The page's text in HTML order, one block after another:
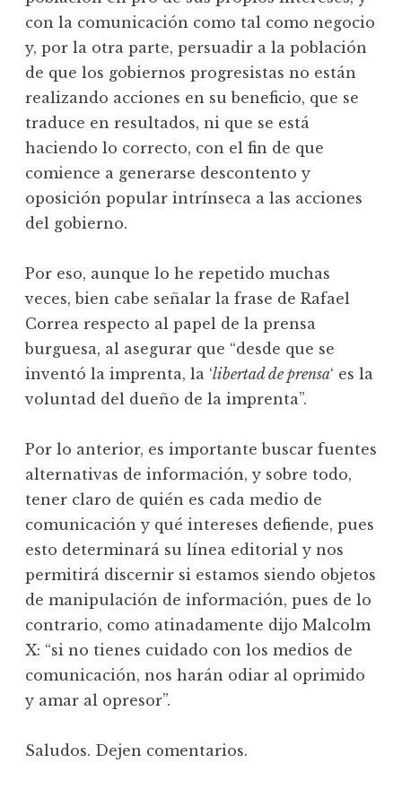
con la comunicación como tal como negocio
y, por la otra parte, persuadir a la población
de que los gobiernos progresistas no están
realizando acciones en su beneficio, que se
traduce en resultados, ni que se está
haciendo lo correcto, con el fin de que
comience a generarse descontento y
oposición popular intrínseca a las acciones
del gobierno.
Por eso, aunque lo he repetido muchas
veces, bien cabe señalar la frase de Rafael
Correa respecto al papel de la prensa
burguesa, al asegurar que “desde que se
inventó la imprenta, la ‘libertad de prensa‘ es la
voluntad del dueño de la imprenta”.
Por lo anterior, es importante buscar fuentes
alternativas de información, y sobre todo,
tener claro de quién es cada medio de
comunicación y qué intereses defiende, pues
esto determinará su línea editorial y nos
permitirá discernir si estamos siendo objetos
de manipulación de información, pues de lo
contrario, como atinadamente dijo Malcolm
X: “si no tienes cuidado con los medios de
comunicación, nos harán odiar al oprimido
y amar al opresor”.
Saludos. Dejen comentarios.